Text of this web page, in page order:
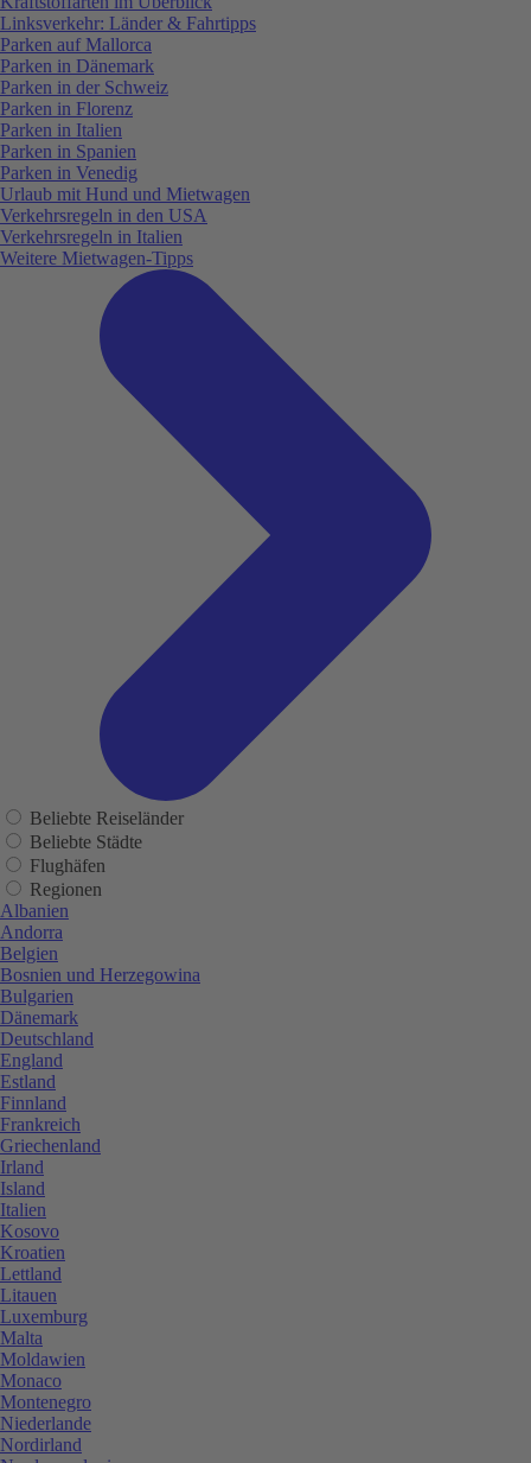
Linksverkehr: Länder & Fahrtipps
Parken auf Mallorca
Parken in Dänemark
Parken in der Schweiz
Parken in Florenz
Parken in Italien
Parken in Spanien
Parken in Venedig
Urlaub mit Hund und Mietwagen
Verkehrsregeln in den USA
Verkehrsregeln in Italien
Weitere Mietwagen-Tipps
Beliebte Reiseländer
Beliebte Städte
Flughäfen
Regionen
Albanien
Andorra
Belgien
Bosnien und Herzegowina
Bulgarien
Dänemark
Deutschland
England
Estland
Finnland
Frankreich
Griechenland
Irland
Island
Italien
Kosovo
Kroatien
Lettland
Litauen
Luxemburg
Malta
Moldawien
Monaco
Montenegro
Niederlande
Nordirland